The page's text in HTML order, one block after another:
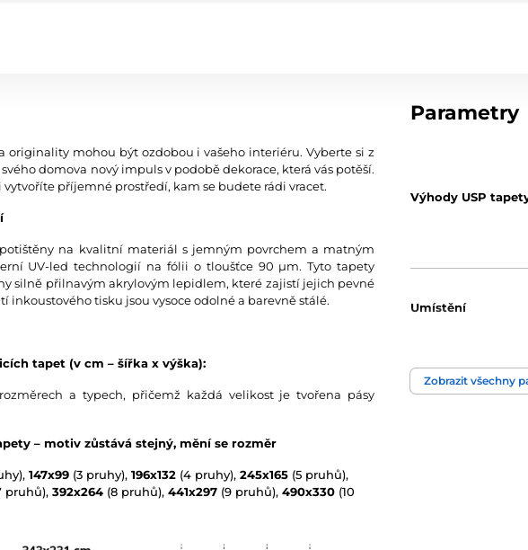
originality mohou být ozdobou i vašeho interiéru. Vyberte si z
domova nový impuls v podobě dekorace, která vás potěší.
příjemné prostředí, kam se budete rádi vracet.
na kvalitní materiál s jemným povrchem a matným
UV-led technologií na fólii o tloušťce 90 µm. Tyto tapety
silně přilnavým akrylovým lepidlem, které zajistí jejich pevné
inkoustového tisku jsou vysoce odolné a barevně stálé.
tapet (v cm – šířka x výška):
a typech, přičemž každá velikost je tvořena pásy
– motiv zůstává stejný, mění se rozměr
147x99 (3 pruhy), 196x132 (4 pruhy), 245x165 (5 pruhů),
pruhů), 392x264 (8 pruhů), 441x297 (9 pruhů), 490x330 (10
Parametry
Výhody USP
Umístění
Barva
Zobrazit všechny